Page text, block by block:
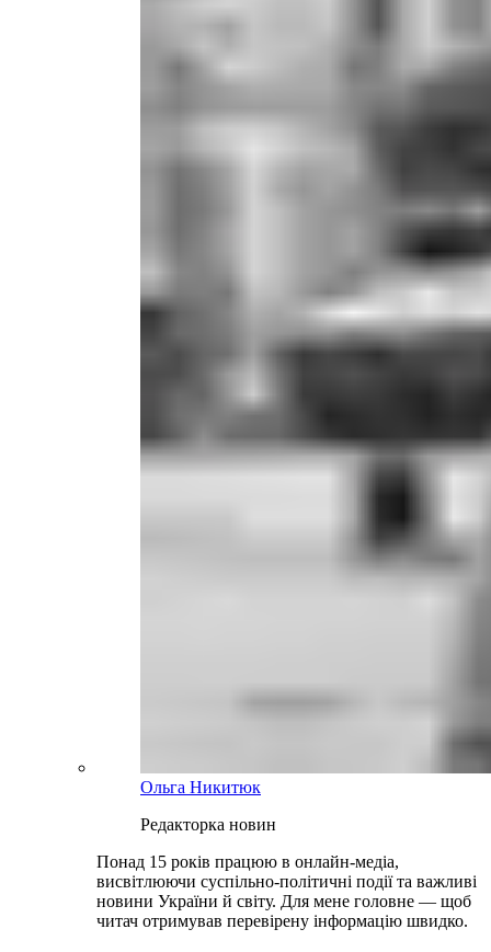
Ольга Никитюк
Редакторка новин
Понад 15 років працюю в онлайн-медіа,
висвітлюючи суспільно-політичні події та важливі
новини України й світу. Для мене головне — щоб
читач отримував перевірену інформацію швидко.